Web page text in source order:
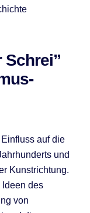
Schrei”
auf die
und
Kunstrichtung.
Ideen des
von